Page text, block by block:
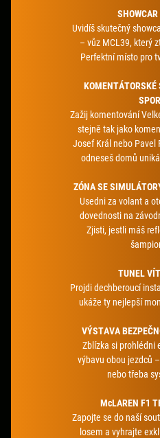
Uvidíš skutečný
– vůz MCL39, který
Perfektní místo pro
KOMENTÁTORSKÉ
Zažij komentování
stejně tak jako
Josef Král nebo Pavel
odneseš domů
ZÓNA SE
Usedni za volant a
dovednosti na
Zjisti, jestli máš
TUNEL
Projdi dechberoucí
ukáže ty nejlepší
VÝSTAVA
Zblízka si prohlédni
výbavu obou jezdců
nebo třeba
McLAREN F1
Zapojte se do naší
losem a vyhrajte